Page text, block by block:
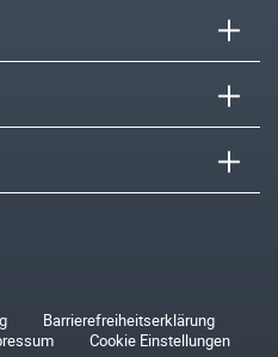
Barrierefreiheitserklärung
Cookie Einstellungen